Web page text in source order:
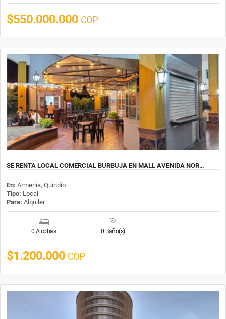
$550.000.000 COP
SE RENTA LOCAL COMERCIAL BURBUJA EN MALL AVENIDA NOR…
En: Armenia, Quindío
Tipo: Local
Para: Alquiler
0 Alcobas 0 Baño(s)
$1.200.000 COP